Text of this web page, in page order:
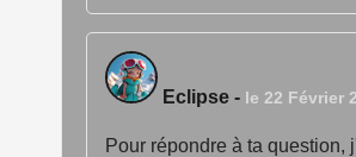
Eclipse - le 22 Février
Pour répondre à ta